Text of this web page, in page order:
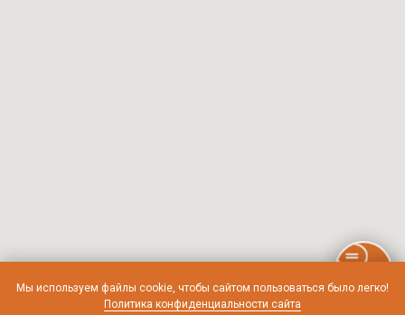
Мы используем файлы cookie, чтобы сайтом пользоваться было легко!
Политика конфиденциальности сайта